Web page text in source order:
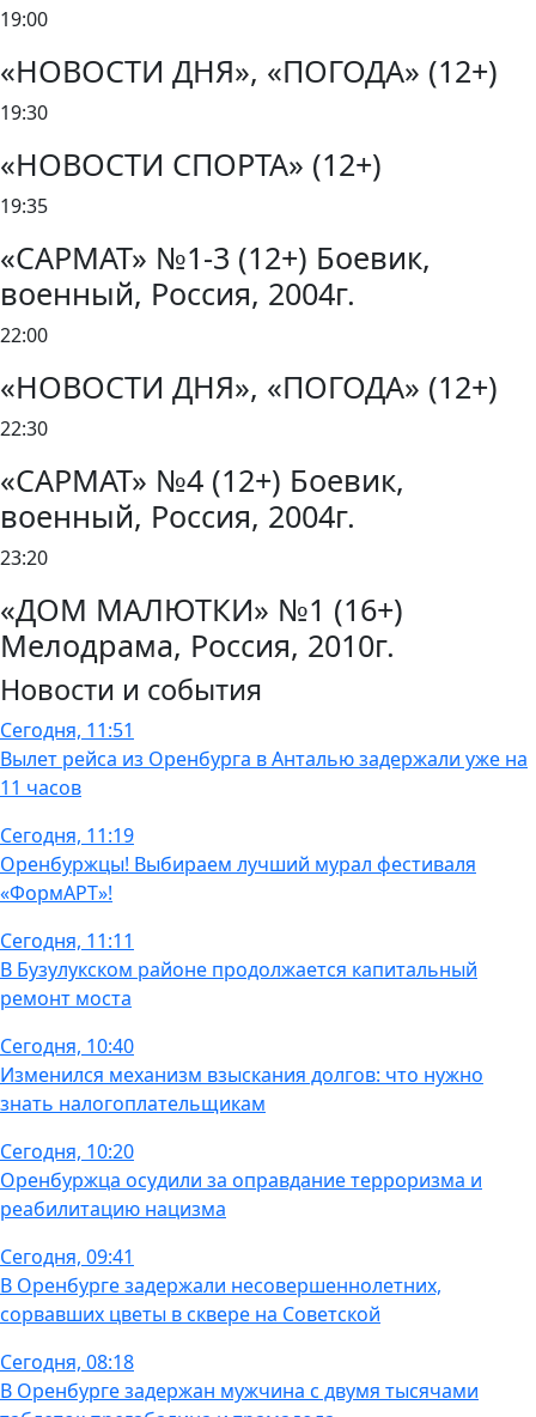
19:00
«НОВОСТИ ДНЯ», «ПОГОДА» (12+)
19:30
«НОВОСТИ СПОРТА» (12+)
19:35
«САРМАТ» №1-3 (12+) Боевик,
военный, Россия, 2004г.
22:00
«НОВОСТИ ДНЯ», «ПОГОДА» (12+)
22:30
«САРМАТ» №4 (12+) Боевик,
военный, Россия, 2004г.
23:20
«ДОМ МАЛЮТКИ» №1 (16+)
Мелодрама, Россия, 2010г.
Новости и события
Сегодня, 11:51
Вылет рейса из Оренбурга в Анталью задержали уже на
11 часов
Сегодня, 11:19
Оренбуржцы! Выбираем лучший мурал фестиваля
«ФормАРТ»!
Сегодня, 11:11
В Бузулукском районе продолжается капитальный
ремонт моста
Сегодня, 10:40
Изменился механизм взыскания долгов: что нужно
знать налогоплательщикам
Сегодня, 10:20
Оренбуржца осудили за оправдание терроризма и
реабилитацию нацизма
Сегодня, 09:41
В Оренбурге задержали несовершеннолетних,
сорвавших цветы в сквере на Советской
Сегодня, 08:18
В Оренбурге задержан мужчина с двумя тысячами